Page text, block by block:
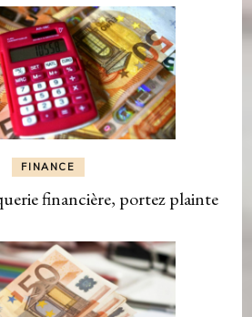
FINANCE
financière, portez plainte